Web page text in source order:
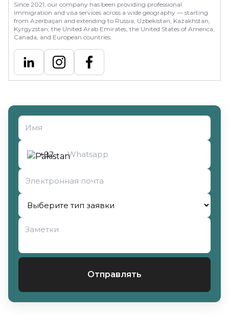
Since 2021, our company has been providing professional
immigration and visa services across a wide geography — starting
from Azerbaijan and extending to Russia, Uzbekistan, Kazakhstan,
Kyrgyzstan, the United Arab Emirates, the United States of America,
Canada, and European countries.
+92
Выберите тип заявки
Отправлять